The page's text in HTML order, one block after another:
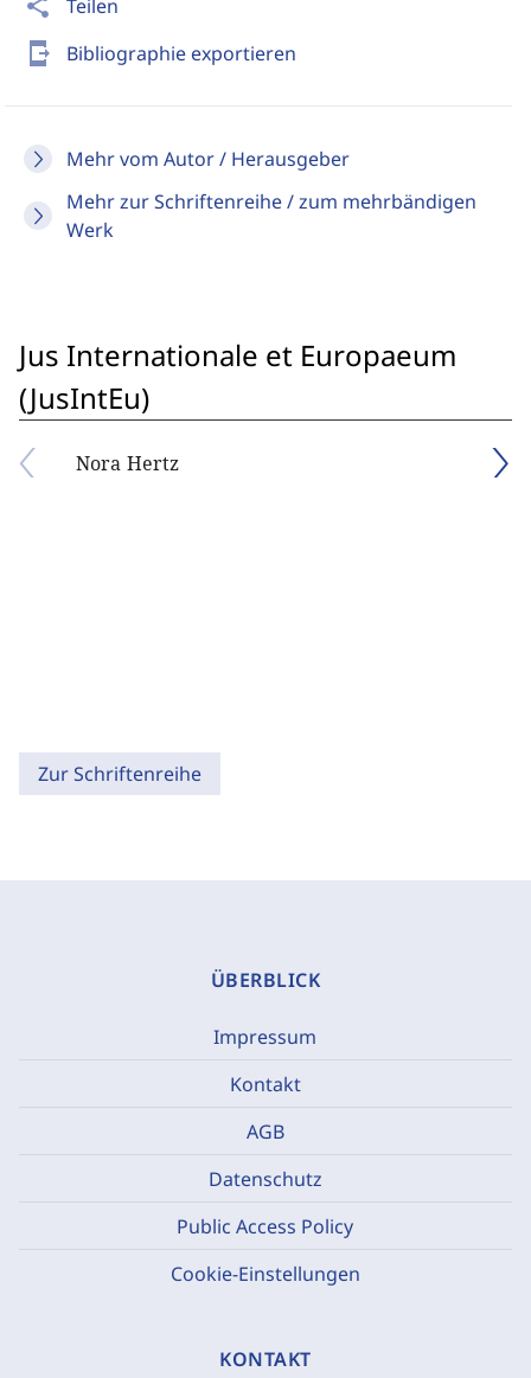
share Teilen
send_to_mobile Bibliographie exportieren
Mehr vom Autor / Herausgeber
Mehr zur Schriftenreihe / zum mehrbändigen
Werk
Jus Internationale et Europaeum
(JusIntEu)
Nora Hertz
Zur Schriftenreihe
ÜBERBLICK
Impressum
Kontakt
AGB
Datenschutz
Public Access Policy
Cookie-Einstellungen
KONTAKT